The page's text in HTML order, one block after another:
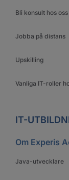
Bli konsult hos oss
Jobba på distans
Upskilling
Vanliga IT-roller
IT-
Om Experis
Java-utvecklare